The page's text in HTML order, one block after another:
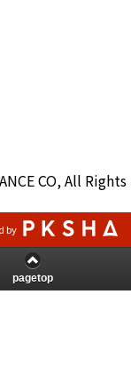
CO, All Rights
by
pagetop